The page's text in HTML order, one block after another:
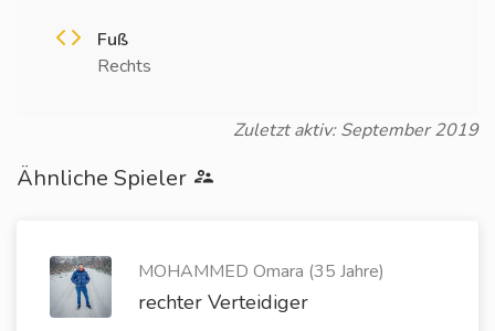
Fuß
Rechts
Zuletzt aktiv: September 2019
Ähnliche Spieler
MOHAMMED Omara (35 Jahre)
rechter Verteidiger